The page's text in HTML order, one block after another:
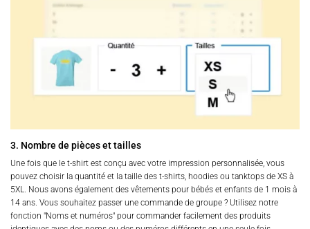
3. Nombre de pièces et tailles
Une fois que le t-shirt est conçu avec votre impression personnalisée, vous
pouvez choisir la quantité et la taille des t-shirts, hoodies ou tanktops de XS à
5XL. Nous avons également des vêtements pour bébés et enfants de 1 mois à
14 ans. Vous souhaitez passer une commande de groupe ? Utilisez notre
fonction "Noms et numéros" pour commander facilement des produits